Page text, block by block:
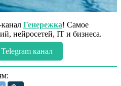
Генережка! Самое
нейросетей, IT и бизнеса.
канал